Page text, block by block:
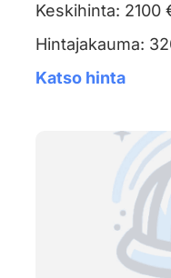
Keskihinta: 2100
Hintajakauma:
Katso hinta